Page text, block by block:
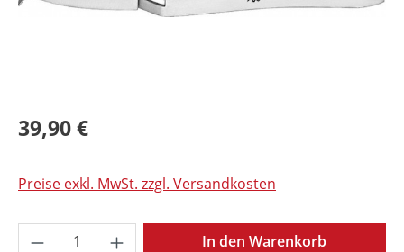
39,90 €
Preise exkl. MwSt. zzgl. Versandkosten
Produkt Anzahl: Gib den gewünschten
In den Warenkorb